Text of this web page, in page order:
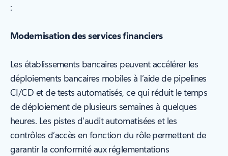
:
Modernisation des services financiers
Les établissements bancaires peuvent accélérer les
déploiements bancaires mobiles à l’aide de pipelines
CI/CD et de tests automatisés, ce qui réduit le temps
de déploiement de plusieurs semaines à quelques
heures. Les pistes d’audit automatisées et les
contrôles d’accès en fonction du rôle permettent de
garantir la conformité aux réglementations